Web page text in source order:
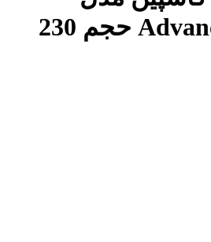
Advanced Formula حجم 230